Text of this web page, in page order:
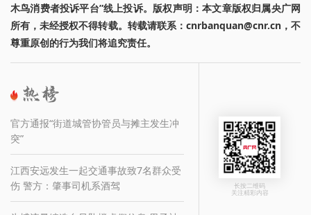
木鸟消费者投诉平台”线上投诉。版权声明：本文章版权归属央广网
所有，未经授权不得转载。转载请联系：cnrbanquan@cnr.cn，不
尊重原创的行为我们将追究责任。
官方通报“街道城管协管员与摊主发生冲
突”
江西安远发生一起交通事故致7名群众受
伤 警方：肇事司机系酒驾
长按二维码
关注精彩内容